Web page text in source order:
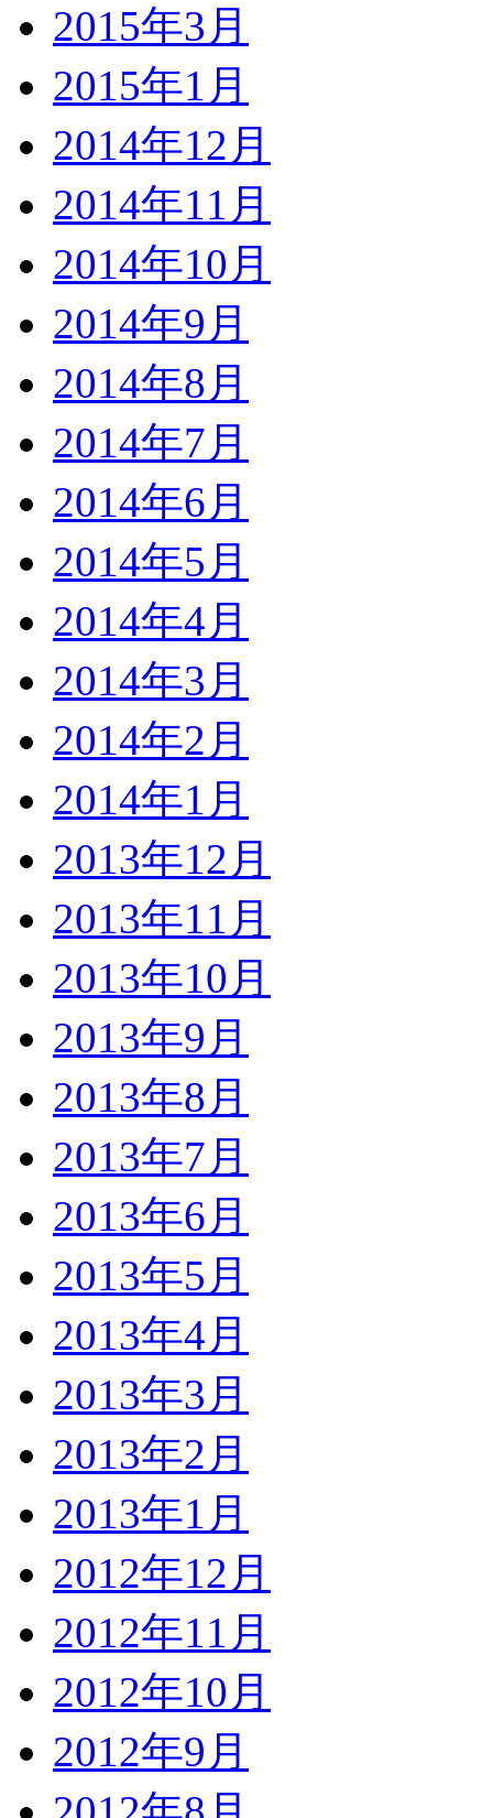
2015年3月
2015年1月
2014年12月
2014年11月
2014年10月
2014年9月
2014年8月
2014年7月
2014年6月
2014年5月
2014年4月
2014年3月
2014年2月
2014年1月
2013年12月
2013年11月
2013年10月
2013年9月
2013年8月
2013年7月
2013年6月
2013年5月
2013年4月
2013年3月
2013年2月
2013年1月
2012年12月
2012年11月
2012年10月
2012年9月